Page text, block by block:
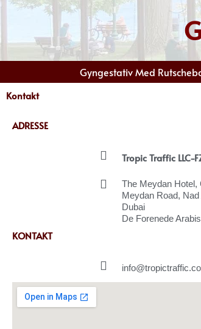
indholdet
Gyngestativ Med
Kontakt
ADRESSE
Tropic Traffic LLC-
The Meydan Hotel,
Meydan Road, Nad
Dubai
De Forenede
KONTAKT